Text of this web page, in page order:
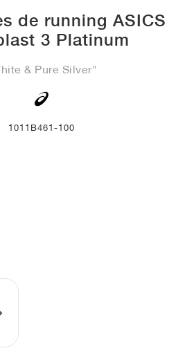
de running ASICS
3 Platinum
& Pure Silver"
1011B461-100